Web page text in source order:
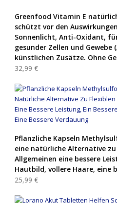
Greenfood Vitamin E
schützt vor den
Sonnenlicht, Anti-Oxidant,
gesunder Zellen und Gewebe
künstlichen Zusätze. Ohne
32,99 €
Pflanzliche Kapseln
eine natürliche Alternative
Allgemeinen eine bessere
Hautbild, vollere Haare, eine
25,99 €